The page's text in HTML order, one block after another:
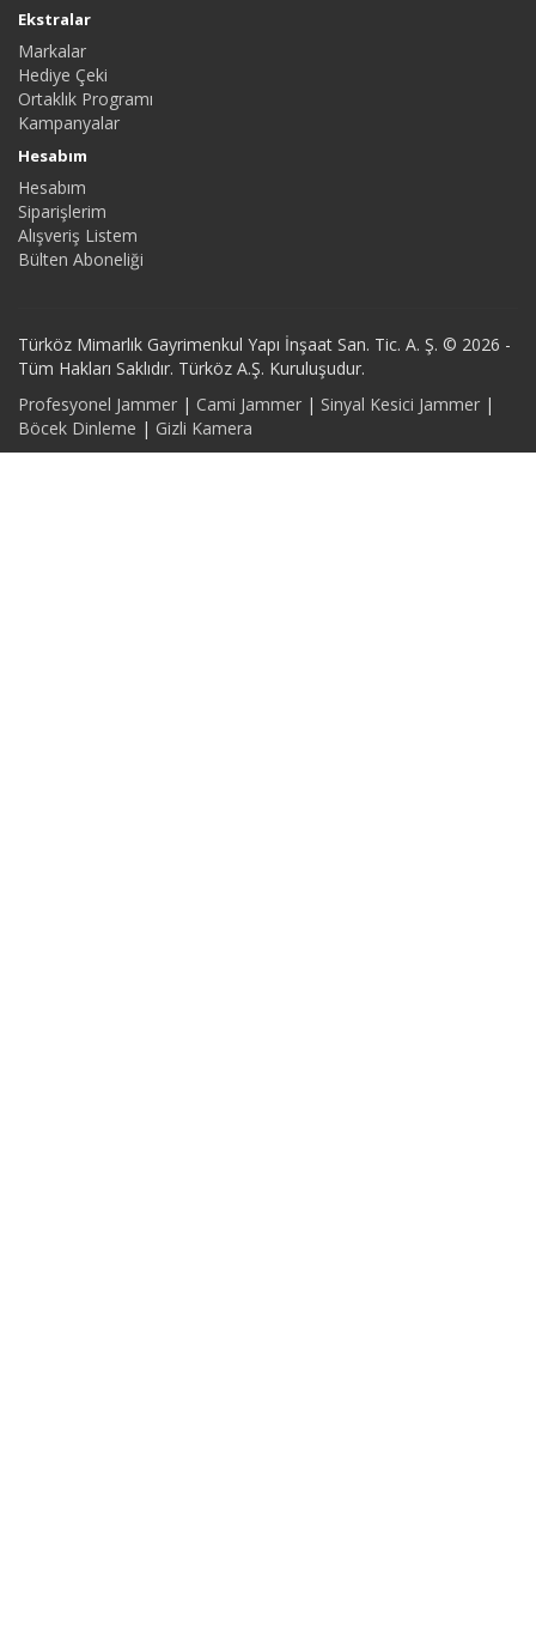
Ekstralar
Markalar
Hediye Çeki
Ortaklık Programı
Kampanyalar
Hesabım
Hesabım
Siparişlerim
Alışveriş Listem
Bülten Aboneliği
Türköz Mimarlık Gayrimenkul Yapı İnşaat San. Tic. A. Ş. © 2026 -
Tüm Hakları Saklıdır. Türköz A.Ş. Kuruluşudur.
Profesyonel Jammer | Cami Jammer | Sinyal Kesici Jammer |
Böcek Dinleme | Gizli Kamera